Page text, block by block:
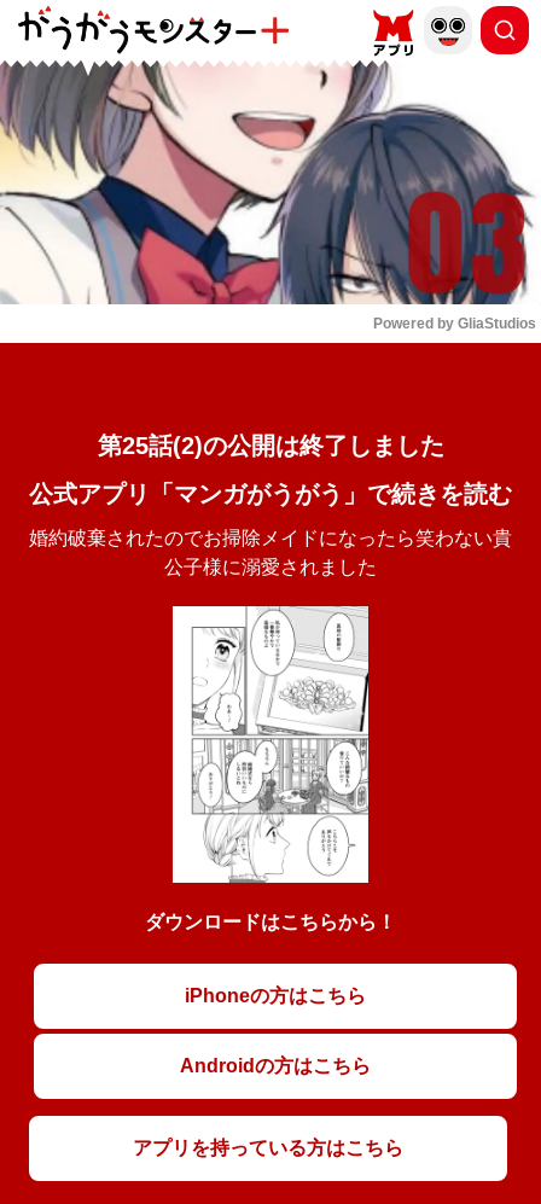
もっと読む
Powered by GliaStudios
第25話(2)の公開は終了しました
公式アプリ「マンガがうがう」で続きを読む
婚約破棄されたのでお掃除メイドになったら笑わない貴
公子様に溺愛されました
ダウンロードはこちらから！
iPhoneの方はこちら
Androidの方はこちら
アプリを持っている方はこちら